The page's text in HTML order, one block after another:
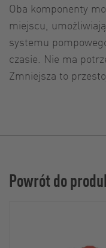
Oba komponenty
miejscu,
systemu
czasie. Nie ma
Zmniejsza to
Powrót do